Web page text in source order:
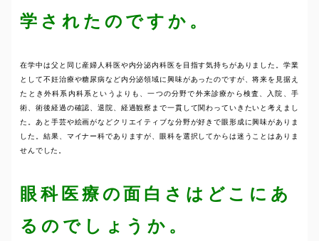
学されたのですか。
在学中は父と同じ産婦人科医や内分泌内科医を目指す気持ちがありました。学業
として不妊治療や糖尿病など内分泌領域に興味があったのですが、将来を見据え
たとき外科系内科系というよりも、一つの分野で外来診療から検査、入院、手
術、術後経過の確認、退院、経過観察まで一貫して関わっていきたいと考えまし
た。あと手芸や絵画がなどクリエイティブな分野が好きで眼形成に興味がありま
した。結果、マイナー科でありますが、眼科を選択してからは迷うことはありま
せんでした。
眼科医療の面白さはどこにあ
るのでしょうか。